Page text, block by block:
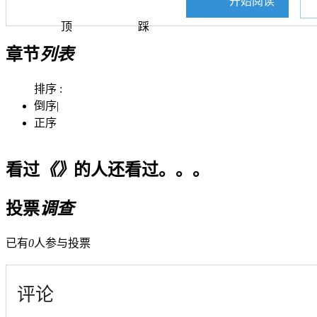
顶 踩
章节列表
排序 :
倒序|
正序
看过《》 的人还看过。。。
投票调查
已有0人参与投票
评论